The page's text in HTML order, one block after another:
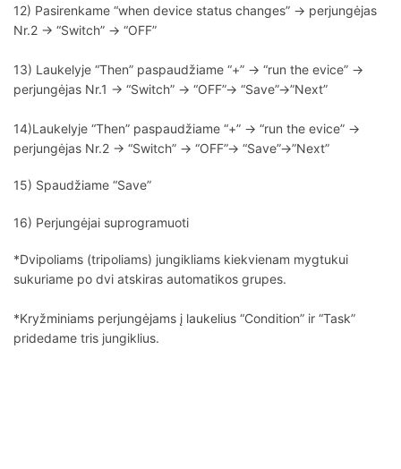
12) Pasirenkame “when device status changes” -> perjungėjas
Nr.2 -> “Switch” -> “OFF”
13) Laukelyje “Then” paspaudžiame “+” -> “run the evice” ->
perjungėjas Nr.1 -> “Switch” -> “OFF”-> “Save”->”Next”
14)Laukelyje “Then” paspaudžiame “+” -> “run the evice” ->
perjungėjas Nr.2 -> “Switch” -> “OFF”-> “Save”->”Next”
15) Spaudžiame “Save”
16) Perjungėjai suprogramuoti
*Dvipoliams (tripoliams) jungikliams kiekvienam mygtukui
sukuriame po dvi atskiras automatikos grupes.
*Kryžminiams perjungėjams į laukelius “Condition” ir “Task”
pridedame tris jungiklius.